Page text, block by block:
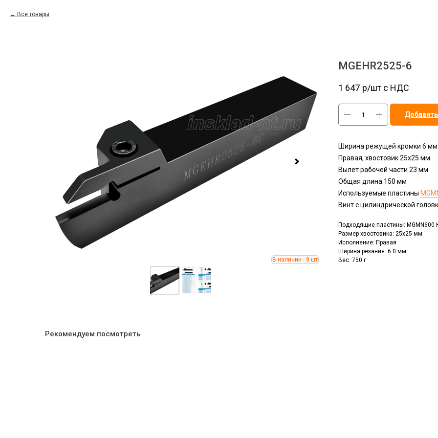
Все товары
MGEHR2525-6
1 647 р/шт c НДС
Ширина режущей кромки 6 мм
Правая, хвостовик 25х25 мм
Вылет рабочей части 23 мм
Общая длина 150 мм
Используемые пластины
Винт с цилиндрической
Подходящие пластины: MGMN600
Размер хвостовика: 25x25 мм
Исполнение: Правая
Ширина резания: 6.0 мм
Вес: 750 г
Рекомендуем посмотреть